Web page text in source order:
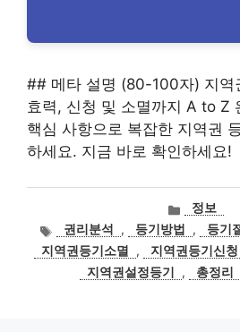
## 메타 설명 (80-100자) 지역
효력, 신청 및 소멸까지 A to Z
핵심 사항으로 복잡한 지역권
하세요. 지금 바로 확인하세요!
카
테
고
리
정보
태
그
권리분석 , 등기방법 , 등기
지역권등기소멸
, 지역권등기신청
지역권설정등기
, 총정리